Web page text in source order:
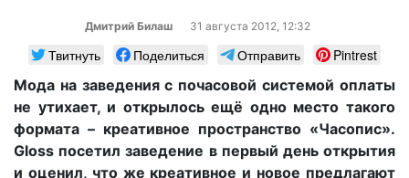
Дмитрий Билаш 31 августа 2012, 12:32
Твитнуть Поделиться Отправить
Pintrest
Мода на заведения с почасовой системой оплаты
не утихает, и открылось ещё одно место такого
формата – креативное пространство «Часопис».
Gloss посетил заведение в первый день открытия
и оценил, что же креативное и новое предлагают